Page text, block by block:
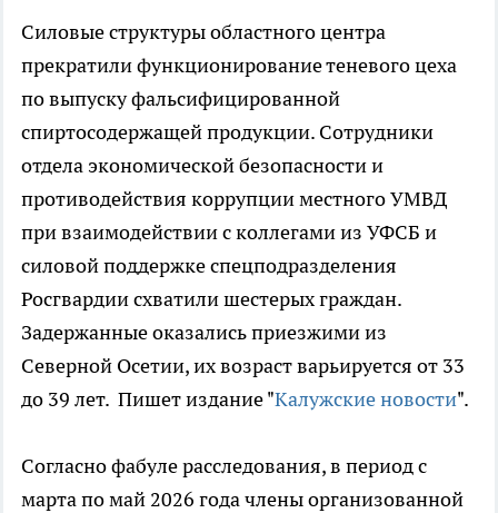
Силовые структуры областного центра
прекратили функционирование теневого цеха
по выпуску фальсифицированной
спиртосодержащей продукции. Сотрудники
отдела экономической безопасности и
противодействия коррупции местного УМВД
при взаимодействии с коллегами из УФСБ и
силовой поддержке спецподразделения
Росгвардии схватили шестерых граждан.
Задержанные оказались приезжими из
Северной Осетии, их возраст варьируется от 33
до 39 лет. Пишет издание "Калужские новости".
Согласно фабуле расследования, в период с
марта по май 2026 года члены организованной